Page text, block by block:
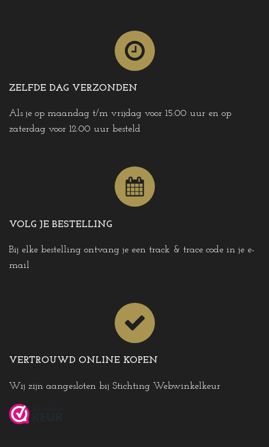
ZELFDE DAG VERZONDEN
Als je op maandag t/m vrijdag voor 15:00 uur en op
zaterdag voor 12:00 uur besteld
VOLG JE BESTELLING
Bij elke bestelling ontvang je een track & trace code in je e-
mail
VERTROUWD ONLINE KOPEN
Wij zijn aangesloten bij Stichting Webwinkelkeur